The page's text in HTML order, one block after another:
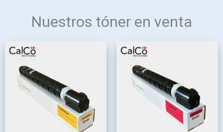
Nuestros tóner en venta